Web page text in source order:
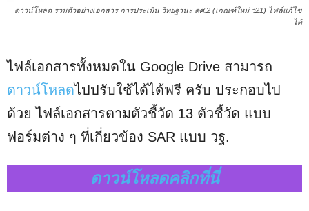
ดาวน์โหลด รวมตัวอย่างเอกสาร การประเมิน วิทยฐานะ คศ.2 (เกณฑ์ใหม่ ว21) ไฟล์แก้ไข
ได้
ไฟล์เอกสารทั้งหมดใน Google Drive สามารถ
ดาวน์โหลดไปปรับใช้ได้ได้ฟรี ครับ ประกอบไป
ด้วย ไฟล์เอกสารตามตัวชี้วัด 13 ตัวชี้วัด แบบ
ฟอร์มต่าง ๆ ที่เกี่ยวข้อง SAR แบบ วฐ.
ดาวน์โหลดคลิกที่นี่